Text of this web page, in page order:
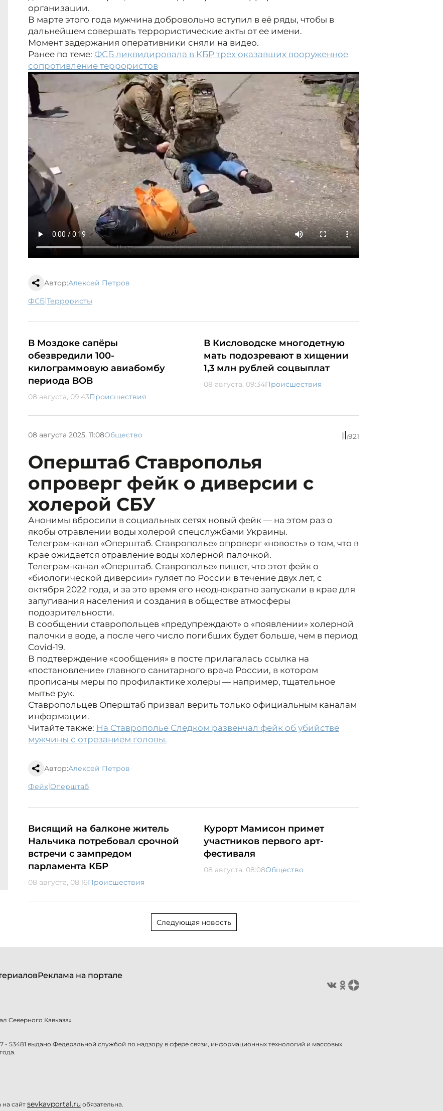
организации.
В марте этого года мужчина добровольно вступил в её ряды, чтобы в
дальнейшем совершать террористические акты от ее имени.
Момент задержания оперативники сняли на видео.
Ранее по теме: ФСБ ликвидировала в КБР трех оказавших вооруженное
сопротивление террористов
Автор:Алексей Петров
ФСБ| террористы
В Моздоке сапёры
обезвредили 100-
килограммовую авиабомбу
периода ВОВ
08 августа, 09:43Происшествия
В Кисловодске многодетную
мать подозревают в хищении
1,3 млн рублей соцвыплат
08 августа, 09:34Происшествия
08 августа 2025, 11:08Общество 921
Оперштаб Ставрополья
опроверг фейк о диверсии с
холерой СБУ
Анонимы вбросили в социальных сетях новый фейк — на этом раз о
якобы отравлении воды холерой спецслужбами Украины.
Телеграм-канал «Оперштаб. Ставрополье» опроверг «новость» о том, что в
крае ожидается отравление воды холерной палочкой.
Телеграм-канал «Оперштаб. Ставрополье» пишет, что этот фейк о
«биологической диверсии» гуляет по России в течение двух лет, с
октября 2022 года, и за это время его неоднократно запускали в крае для
запугивания населения и создания в обществе атмосферы
подозрительности.
В сообщении ставропольцев «предупреждают» о «появлении» холерной
палочки в воде, а после чего число погибших будет больше, чем в период
Covid-19.
В подтверждение «сообщения» в посте прилагалась ссылка на
«постановление» главного санитарного врача России, в котором
прописаны меры по профилактике холеры — например, тщательное
мытье рук.
Ставропольцев Оперштаб призвал верить только официальным каналам
информации.
Читайте также: На Ставрополье Следком развенчал фейк об убийстве
мужчины с отрезанием головы.
Автор:Алексей Петров
фейк| оперштаб
Висящий на балконе житель
Нальчика потребовал срочной
встречи с зампредом
парламента КБР
08 августа, 08:16Происшествия
Курорт Мамисон примет
участников первого арт-
фестиваля
08 августа, 08:08Общество
Следующая новость
Реклама на портале
Северного Кавказа»
53481 выдано Федеральной службой по надзору в сфере связи, информационных технологий и массовых
сайт sevkavportal.ru обязательна.